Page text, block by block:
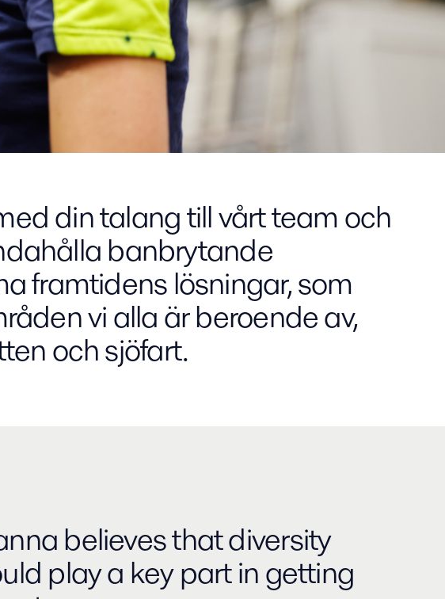
din talang till vårt team och
banbrytande
framtidens lösningar, som
vi alla är beroende av,
och sjöfart.
believes that diversity
play a key part in getting